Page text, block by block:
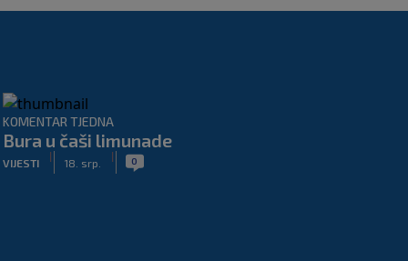
KOMENTAR TJEDNA
Bura u čaši limunade
VIJESTI
|
18. srp.
| 0